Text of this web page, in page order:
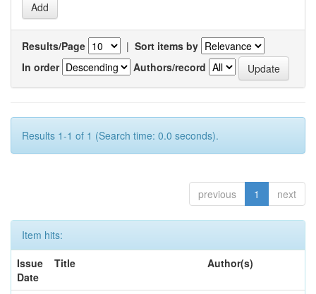
Results/Page | Sort items by
In order
Authors/record
Results 1-1 of 1 (Search time: 0.0 seconds).
previous 1 next
Item hits:
Issue
Date
Title Author(s)